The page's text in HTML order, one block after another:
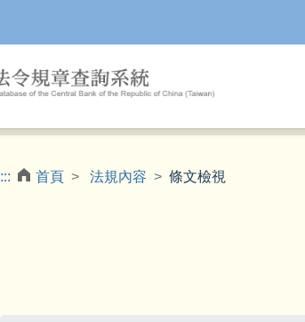
::: 首頁 法規內容 條文檢視